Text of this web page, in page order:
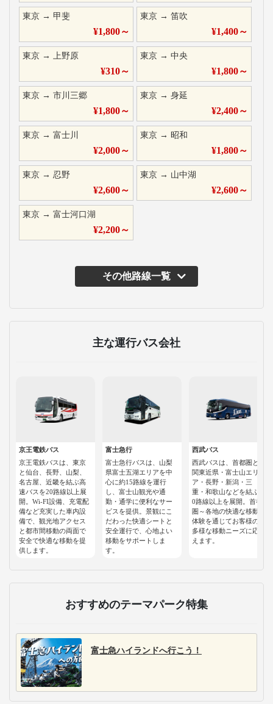
東京 → 甲斐
¥1,800～
東京 →笛吹
¥1,400～
東京 → 上野原
¥310～
東京 →中央
¥1,800～
東京 → 市川三郷
¥1,800～
東京 →身延
¥2,400～
東京 → 富士川
¥2,000～
東京 → 昭和
¥1,800～
東京 → 忍野
¥2,600～
東京 → 山中湖
¥2,600～
東京 → 富士河口湖
¥2,200～
その他路線一覧
主な運行バス会社
京王電鉄バス
京王電鉄バスは、東京
と仙台、長野、山梨、
名古屋、近畿を結ぶ高
速バスを20路線以上展
開。Wi-FI設備、充電配
備など充実した車内設
備で、観光地アクセス
と都市間移動の両面で
安全で快適な移動を提
供します。
富士急行
富士急行バスは、山梨
県富士五湖エリアを中
心に約15路線を運行
し、富士山観光や通
勤・通学に便利なサー
ビスを提供。景観にこ
だわった快適シートと
安全運行で、心地よい
移動をサポートしま
す。
西武バス
西武バスは、首都圏と
関東近県・富士山エリ
ア・長野・新潟・三
重・和歌山などを結ぶ1
0路線以上を展開。首都
圏～各地の快適な移動
体験を通じてお客様の
多様な移動ニーズに応
えます。
おすすめのテーマパーク特集
富士急ハイランドへ行こう！